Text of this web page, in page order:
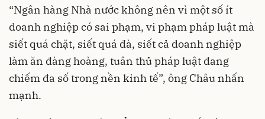
“Ngân hàng Nhà nước không nên vì một số ít
doanh nghiệp có sai phạm, vi phạm pháp luật mà
siết quá chặt, siết quá đà, siết cả doanh nghiệp
làm ăn đàng hoàng, tuân thủ pháp luật đang
chiếm đa số trong nền kinh tế”, ông Châu nhấn
mạnh.